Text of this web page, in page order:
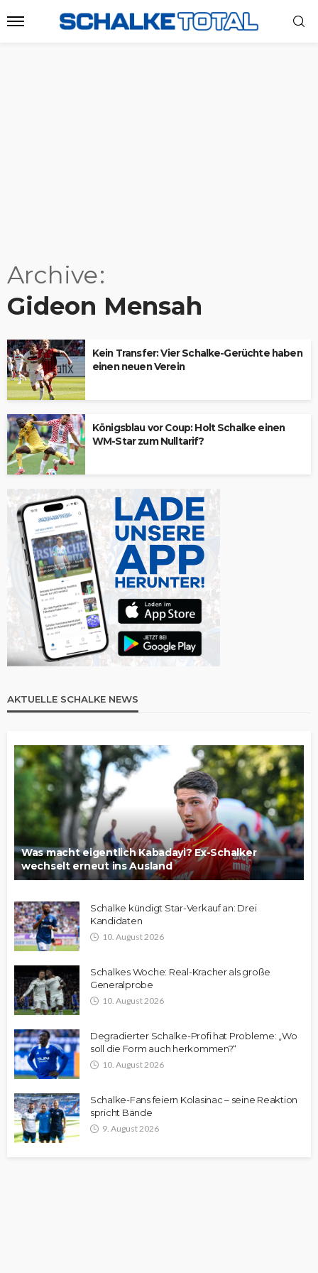
Archive
Gideon Mensah
Kein Transfer: Vier Schalke-Gerüchte haben
einen neuen Verein
Königsblau vor Coup: Holt Schalke einen
WM-Star zum Nulltarif?
AKTUELLE SCHALKE NEWS
Was macht eigentlich Kabadayi? Ex-Schalker
wechselt erneut ins Ausland
Schalke kündigt Star-Verkauf an: Drei
Kandidaten
10. August 2026
Schalkes Woche: Real-Kracher als große
Generalprobe
10. August 2026
Degradierter Schalke-Profi hat Probleme: „Wo
soll die Form auch herkommen?“
10. August 2026
Schalke-Fans feiern Kolasinac – seine Reaktion
spricht Bände
9. August 2026